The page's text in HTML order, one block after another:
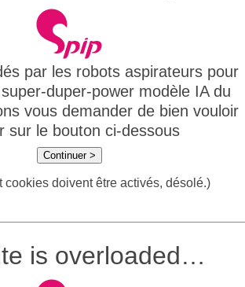
par les robots aspirateurs pour
duper-power modèle IA du
vous demander de bien vouloir
sur le bouton ci-dessous
Continuer >
cookies doivent être activés, désolé.)
is overloaded…